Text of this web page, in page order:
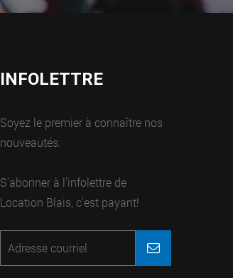
INFOLETTRE
Soyez le premier à connaître nos
nouveautés.
S'abonner à l'infolettre de
Location Blais, c'est payant!